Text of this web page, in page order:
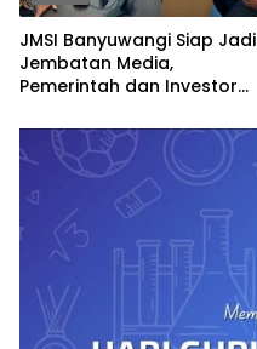
JMSI Banyuwangi Siap Jadi
Jembatan Media,
Pemerintah dan Investor